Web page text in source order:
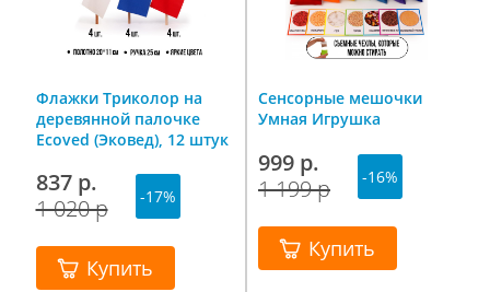
Флажки Триколор на
деревянной палочке
Ecoved (Эковед), 12 штук
837 р.
1 020 р
-17%
Купить
Сенсорные мешочки
Умная Игрушка
999 р.
1 199 р
-16%
Купить